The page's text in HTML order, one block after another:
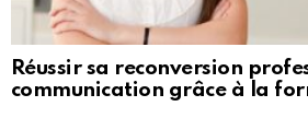
Réussir sa reconversion
communication grâce à la